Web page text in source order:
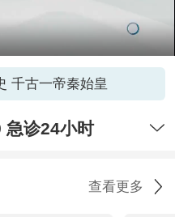
千古一帝秦始皇
急诊24小时
查看更多